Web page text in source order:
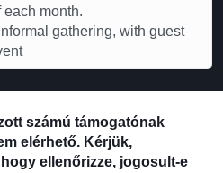
month.
gathering, with guest
számú támogatónak
elérhető. Kérjük,
ellenőrizze, jogosult-e